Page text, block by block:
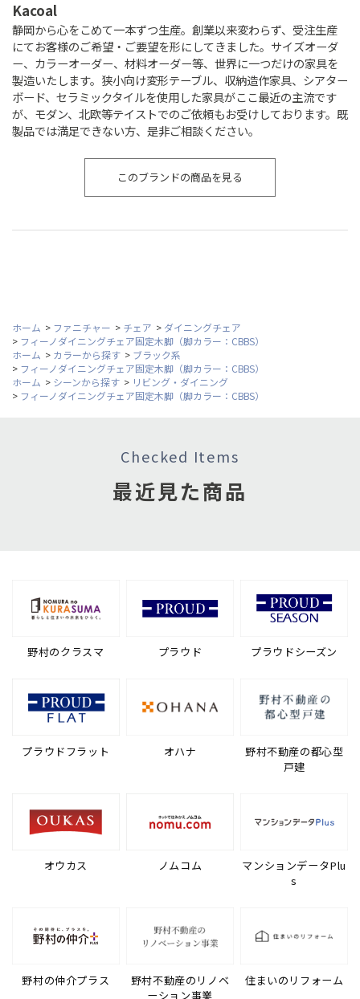
Kacoal
静岡から心をこめて一本ずつ生産。創業以来変わらず、受注生産
にてお客様のご希望・ご要望を形にしてきました。サイズオーダ
ー、カラーオーダー、材料オーダー等、世界に一つだけの家具を
製造いたします。狭小向け変形テーブル、収納造作家具、シアター
ボード、セラミックタイルを使用した家具がここ最近の主流です
が、モダン、北欧等テイストでのご依頼もお受けしております。既
製品では満足できない方、是非ご相談ください。
このブランドの商品を見る
ホーム > ファニチャー > チェア > ダイニングチェア
> フィーノダイニングチェア固定木脚（脚カラー：CBBS）
ホーム > カラーから探す > ブラック系
> フィーノダイニングチェア固定木脚（脚カラー：CBBS）
ホーム > シーンから探す > リビング・ダイニング
> フィーノダイニングチェア固定木脚（脚カラー：CBBS）
Checked Items
最近見た商品
野村のクラスマ プラウド プラウドシーズン
プラウドフラット オハナ
野村不動産の都心型
戸建
オウカス ノムコム
マンションデータPlu
s
野村の仲介プラス
野村不動産のリノベ
ーション事業
住まいのリフォーム